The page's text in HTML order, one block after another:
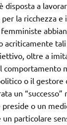
disposta a
la ricchezza e
acriticamente
oltre a
comportamento
o il gestore
un “successo”
preside o un
particolare